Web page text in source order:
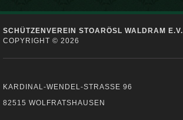
SCHÜTZENVEREIN STOARÖSL WALDRAM E.V.
COPYRIGHT © 2026
KARDINAL-WENDEL-STRASSE 96
82515 WOLFRATSHAUSEN